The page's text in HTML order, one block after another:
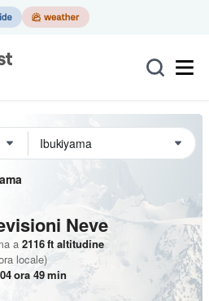
Neve
a 2116ft altitudine
locale)
04ora 49min